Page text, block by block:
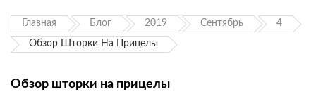
Главная Блог 2019 Сентябрь 4
Обзор Шторки На Прицелы
Обзор шторки на прицелы